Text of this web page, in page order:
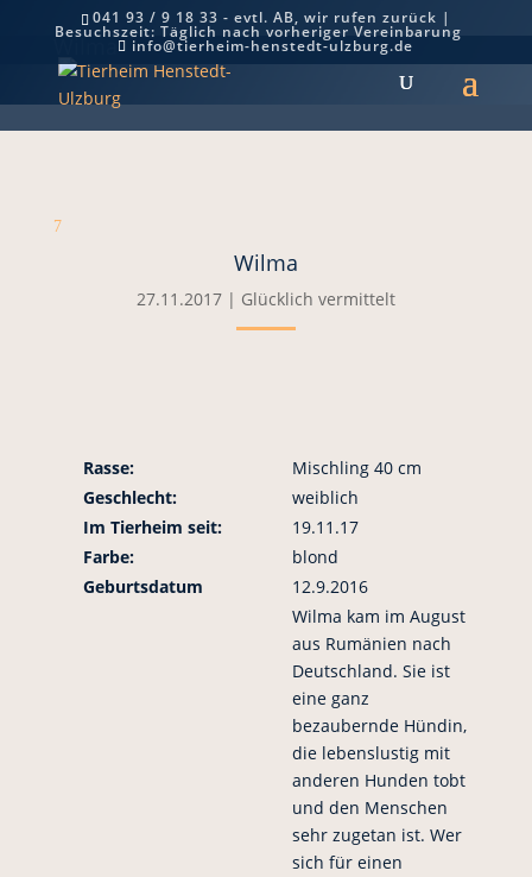
041 93 / 9 18 33 - evtl. AB, wir rufen zurück |
Besuchszeit: Täglich nach vorheriger Vereinbarung
info@tierheim-henstedt-ulzburg.de
Wilma
7
Wilma
27.11.2017| Glücklich vermittelt
Rasse:
Mischling 40 cm
Geschlecht:
weiblich
Im Tierheim seit:
19.11.17
Farbe:
blond
Geburtsdatum
12.9.2016
Wilma kam im August
aus Rumänien nach
Deutschland. Sie ist
eine ganz
bezaubernde Hündin,
die lebenslustig mit
anderen Hunden tobt
und den Menschen
sehr zugetan ist. Wer
sich für einen